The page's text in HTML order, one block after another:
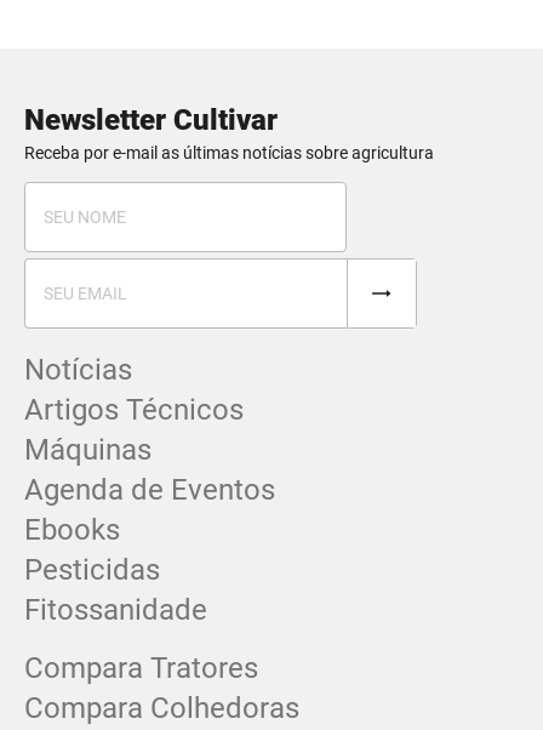
Newsletter Cultivar
Receba por e-mail as últimas notícias sobre agricultura
Notícias
Artigos Técnicos
Máquinas
Agenda de Eventos
Ebooks
Pesticidas
Fitossanidade
Compara Tratores
Compara Colhedoras